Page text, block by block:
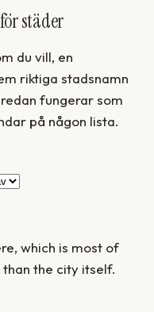
städer
du vill, en
riktiga stadsnamn
fungerar som
på någon lista.
which is most of
the city itself.